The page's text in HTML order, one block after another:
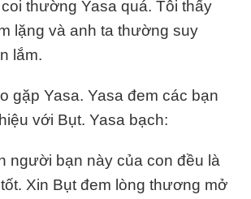
thường Yasa quá. Tôi thấy
lặng và anh ta thường suy
lắm.
gặp Yasa. Yasa đem các bạn
với Bụt. Yasa bạch:
người bạn này của con đều là
Xin Bụt đem lòng thương mở